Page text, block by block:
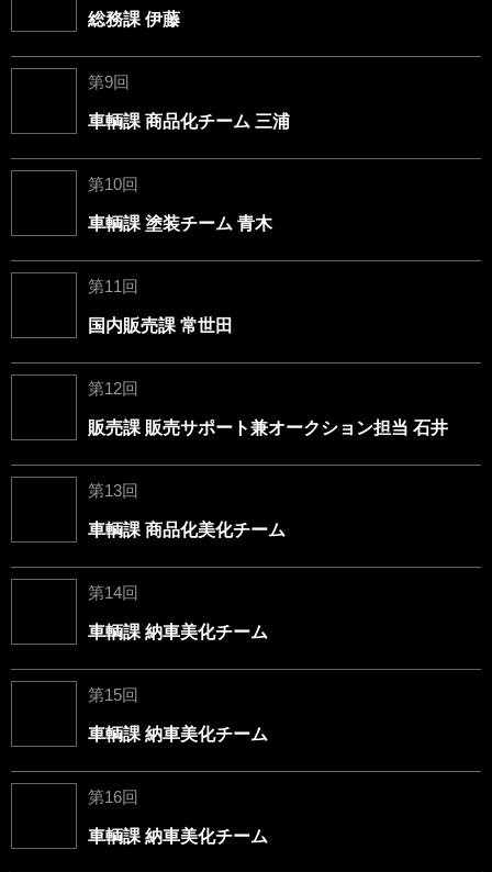
総務課 伊藤
第9回
車輌課 商品化チーム 三浦
第10回
車輌課 塗装チーム 青木
第11回
国内販売課 常世田
第12回
販売課 販売サポート兼オークション担当 石井
第13回
車輌課 商品化美化チーム
第14回
車輌課 納車美化チーム
第15回
車輌課 納車美化チーム
第16回
車輌課 納車美化チーム